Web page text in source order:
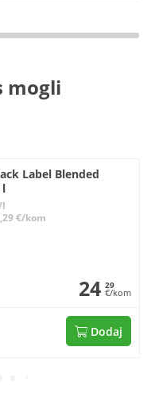
mogli
Label Blended
l
l
€/kom
24 29
€/kom
Dodaj